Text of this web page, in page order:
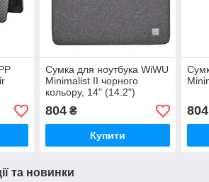
Сумка для ноутбука WiWU
Minimalist II чорного
кольору, 14" (14.2")
804₴
Купити
804
та новинки